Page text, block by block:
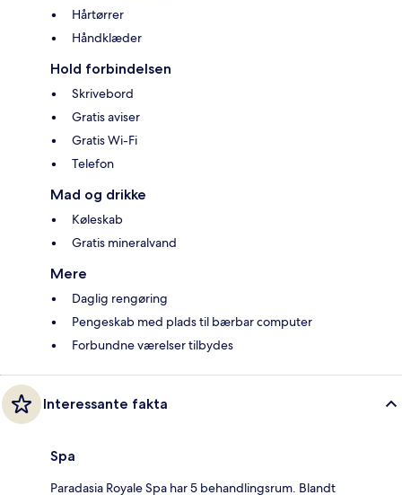
Hårtørrer
Håndklæder
Hold forbindelsen
Skrivebord
Gratis aviser
Gratis Wi-Fi
Telefon
Mad og drikke
Køleskab
Gratis mineralvand
Mere
Daglig rengøring
Pengeskab med plads til bærbar computer
Forbundne værelser tilbydes
Interessante fakta
Spa
Paradasia Royale Spa har 5 behandlingsrum. Blandt